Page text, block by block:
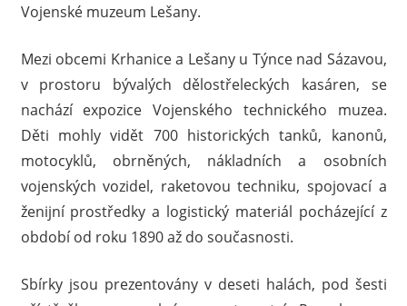
Vojenské muzeum Lešany.
Mezi obcemi Krhanice a Lešany u Týnce nad Sázavou,
v prostoru bývalých dělostřeleckých kasáren, se
nachází expozice Vojenského technického muzea.
Děti mohly vidět 700 historických tanků, kanonů,
motocyklů, obrněných, nákladních a osobních
vojenských vozidel, raketovou techniku, spojovací a
ženijní prostředky a logistický materiál pocházející z
období od roku 1890 až do současnosti.
Sbírky jsou prezentovány v deseti halách, pod šesti